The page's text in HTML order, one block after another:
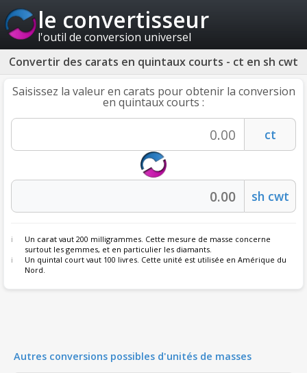
le convertisseur
l'outil de conversion universel
Convertir des carats en quintaux courts - ct en sh cwt
Saisissez la valeur en carats pour obtenir la conversion
en quintaux courts :
Un carat vaut 200 milligrammes. Cette mesure de masse concerne
surtout les gemmes, et en particulier les diamants.
Un quintal court vaut 100 livres. Cette unité est utilisée en Amérique du
Nord.
Autres conversions possibles d'unités de masses